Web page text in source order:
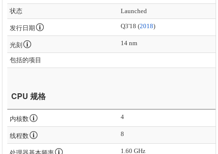
状态 Launched
发行日期 Q3'18 (2018)
光刻 14 nm
包括的项目
CPU 规格
内核数 4
线程数 8
1.60 GHz